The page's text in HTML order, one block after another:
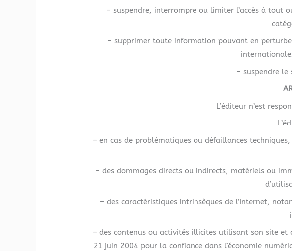
– suspendre, interrompre ou limiter l’accès à tout
– supprimer toute information pouvant en
– suspendre le
L’éditeur n’est
– en cas de problématiques ou défaillances
– des dommages directs ou indirects, matériels ou
– des caractéristiques intrinsèques de l’Internet,
– des contenus ou activités illicites utilisant son site et
21 juin 2004 pour la confiance dans l’économie